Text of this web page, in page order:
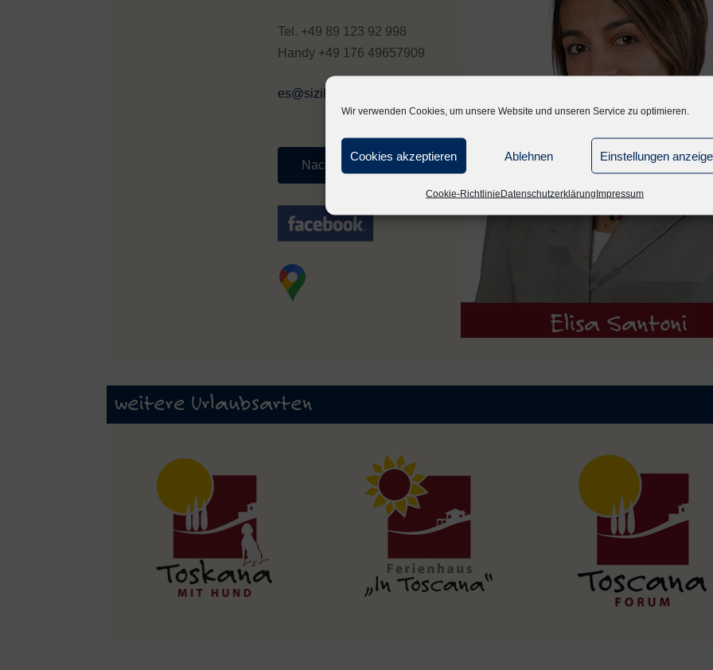
Wir verwenden Cookies, um unsere Website und unseren Service zu optimieren.
Cookies akzeptieren Ablehnen Einstellungen
Cookie-RichtlinieDatenschutzerklärungImpressum
Tel. +49 89 123 92 998
Handy +49 176 49657909
es@sizilien-forum.de
Nachricht schreiben...
weitere Urlaubsarten